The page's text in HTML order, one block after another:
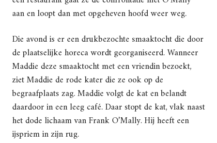
aan en loopt dan met opgeheven hoofd weer weg.
Die avond is er een drukbezochte smaaktocht die door
de plaatselijke horeca wordt georganiseerd. Wanneer
Maddie deze smaaktocht met een vriendin bezoekt,
ziet Maddie de rode kater die ze ook op de
begraafplaats zag. Maddie volgt de kat en belandt
daardoor in een leeg café. Daar stopt de kat, vlak naast
het dode lichaam van Frank O’Mally. Hij heeft een
ijspriem in zijn rug.